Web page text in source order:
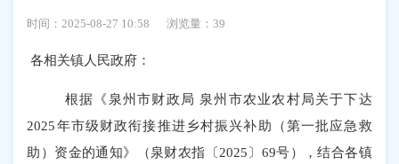
时间：2025-08-27 10:58 浏览量：39
各相关镇人民政府：
根据《泉州市财政局 泉州市农业农村局关于下达
2025年市级财政衔接推进乡村振兴补助（第一批应急救
助）资金的通知》（泉财农指〔2025〕69号），结合各镇